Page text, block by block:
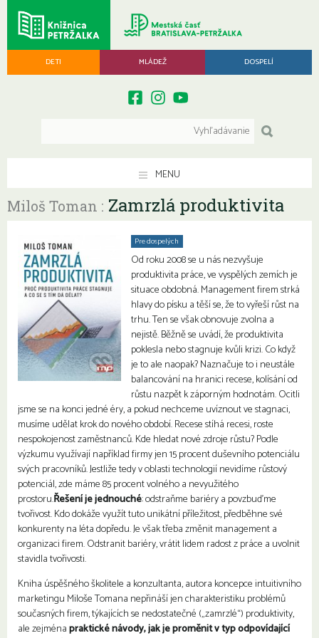
DETI MLÁDEŽ DOSPELÍ
MENU
Miloš Toman : Zamrzlá produktivita
Pre dospelých
Od roku 2008 se u nás nezvyšuje
produktivita práce, ve vyspělých zemích je
situace obdobná. Management firem strká
hlavy do písku a těší se, že to vyřeší růst na
trhu. Ten se však obnovuje zvolna a
nejistě. Běžně se uvádí, že produktivita
poklesla nebo stagnuje kvůli krizi. Co když
je to ale naopak? Naznačuje to i neustále
balancování na hranici recese, kolísání od
růstu nazpět k záporným hodnotám. Ocitli
jsme se na konci jedné éry, a pokud nechceme uvíznout ve stagnaci,
musíme udělat krok do nového období. Recese stíhá recesi, roste
nespokojenost zaměstnanců. Kde hledat nové zdroje růstu? Podle
výzkumu využívají například firmy jen 15 procent duševního potenciálu
svých pracovníků. Jestliže tedy v oblasti technologií nevidíme růstový
potenciál, zde máme 85 procent volného a nevyužitého
prostoru.Řešení je jednouché: odstraňme bariéry a povzbuďme
tvořivost. Kdo dokáže využít tuto unikátní příležitost, předběhne své
konkurenty na léta dopředu. Je však třeba změnit management a
organizaci firem. Odstranit bariéry, vrátit lidem radost z práce a uvolnit
stavidla tvořivosti.
Kniha úspěšného školitele a konzultanta, autora koncepce intuitivního
marketingu Miloše Tomana nepřináší jen charakteristiku problémů
současných firem, týkajících se nedostatečné („zamrzlé“) produktivity,
ale zejménapraktické návody, jak je proměnit v typ odpovídající